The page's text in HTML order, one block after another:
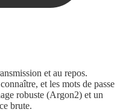
et au repos.
et les mots de passe
robuste (Argon2) et un
brute.